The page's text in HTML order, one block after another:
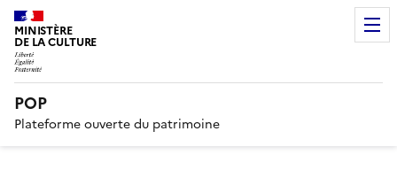
MINISTÈRE
DE LA CULTURE
POP
Plateforme ouverte du patrimoine